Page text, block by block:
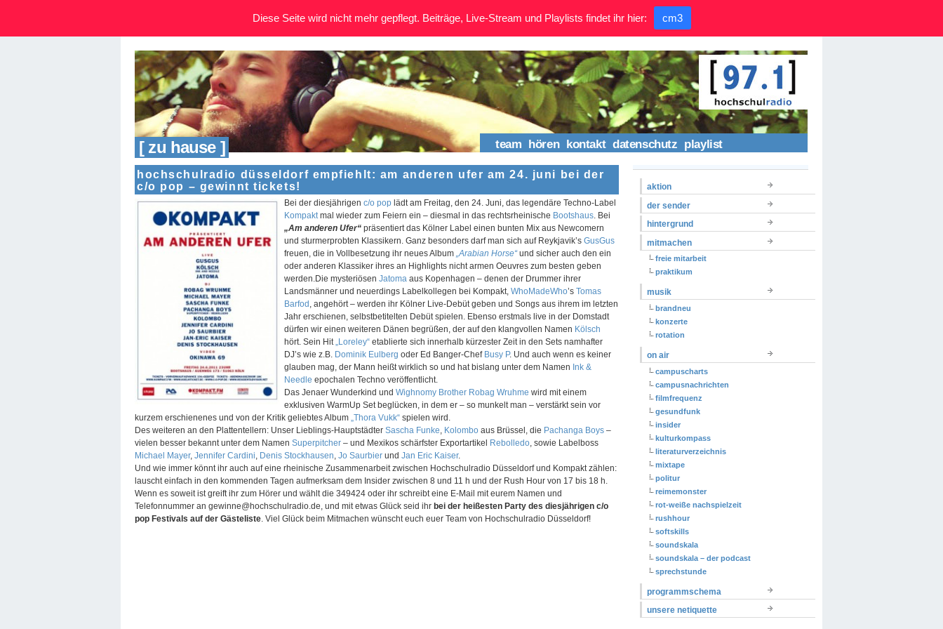
[ zu hause ] team hören kontakt datenschutz playlist
hochschulradio düsseldorf empfiehlt: am anderen ufer am 24. juni bei der
c/o pop – gewinnt tickets!
Bei der diesjährigen c/o pop lädt am Freitag, den 24. Juni, das legendäre Techno-Label
Kompaktmal wieder zum Feiern ein – diesmal in das rechtsrheinische Bootshaus. Bei
„Am anderen Ufer“ präsentiert das Kölner Label einen bunten Mix aus Newcomern
und sturmerprobten Klassikern. Ganz besonders darf man sich auf Reykjavik’s GusGus
freuen, die in Vollbesetzung ihr neues Album „Arabian Horse“und sicher auch den ein
oder anderen Klassiker ihres an Highlights nicht armen Oeuvres zum besten geben
werden.Die mysteriösen Jatoma aus Kopenhagen – denen der Drummer ihrer
Landsmänner und neuerdings Labelkollegen bei Kompakt, WhoMadeWho’s Tomas
Barfod, angehört – werden ihr Kölner Live-Debüt geben und Songs aus ihrem im letzten
Jahr erschienen, selbstbetitelten Debüt spielen. Ebenso erstmals live in der Domstadt
dürfen wir einen weiteren Dänen begrüßen, der auf den klangvollen Namen Kölsch
hört. Sein Hit„Loreley“ etablierte sich innerhalb kürzester Zeit in den Sets namhafter
DJ’s wie z.B. Dominik Eulberg oder Ed Banger-Chef Busy P. Und auch wenn es keiner
glauben mag, der Mann heißt wirklich so und hat bislang unter dem Namen Ink &
Needle epochalen Techno veröffentlicht.
Das Jenaer Wunderkind und Wighnomy Brother Robag Wruhme wird mit einem
exklusiven WarmUp Set beglücken, in dem er – so munkelt man – verstärkt sein vor
kurzem erschienenes und von der Kritik geliebtes Album „Thora Vukk“ spielen wird.
Des weiteren an den Plattentellern: Unser Lieblings-Hauptstädter Sascha Funke, Kolombo aus Brüssel, die Pachanga Boys –
vielen besser bekannt unter dem Namen Superpitcher – und Mexikos schärfster Exportartikel Rebolledo, sowie Labelboss
Michael Mayer, Jennifer Cardini, Denis Stockhausen, Jo Saurbier und Jan Eric Kaiser.
Und wie immer könnt ihr auch auf eine rheinische Zusammenarbeit zwischen Hochschulradio Düsseldorf und Kompakt zählen:
lauscht einfach in den kommenden Tagen aufmerksam dem Insider zwischen 8 und 11 h und der Rush Hour von 17 bis 18 h.
Wenn es soweit ist greift ihr zum Hörer und wählt die 349424 oder ihr schreibt eine E-Mail mit eurem Namen und
Telefonnummer an gewinne@hochschulradio.de, und mit etwas Glück seid ihr bei der heißesten Party des diesjährigen c/o
pop Festivals auf der Gästeliste. Viel Glück beim Mitmachen wünscht euch euer Team von Hochschulradio Düsseldorf!
aktion
der sender
hintergrund
mitmachen
freie mitarbeit
praktikum
musik
brandneu
konzerte
rotation
on air
campuscharts
campusnachrichten
filmfrequenz
gesundfunk
insider
kulturkompass
literaturverzeichnis
mixtape
politur
reimemonster
rot-weiße nachspielzeit
rushhour
softskills
soundskala
soundskala – der podcast
sprechstunde
programmschema
unsere netiquette
Diese Seite wird nicht mehr gepflegt. Beiträge, Live-Stream und Playlists findet ihr hier: cm3